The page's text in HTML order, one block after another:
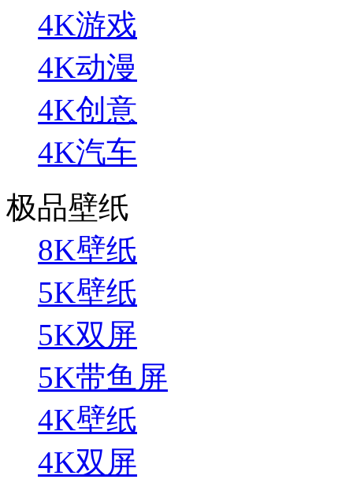
4K游戏
4K动漫
4K创意
4K汽车
极品壁纸
8K壁纸
5K壁纸
5K双屏
5K带鱼屏
4K壁纸
4K双屏